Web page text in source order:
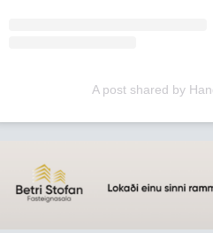
A post shared by